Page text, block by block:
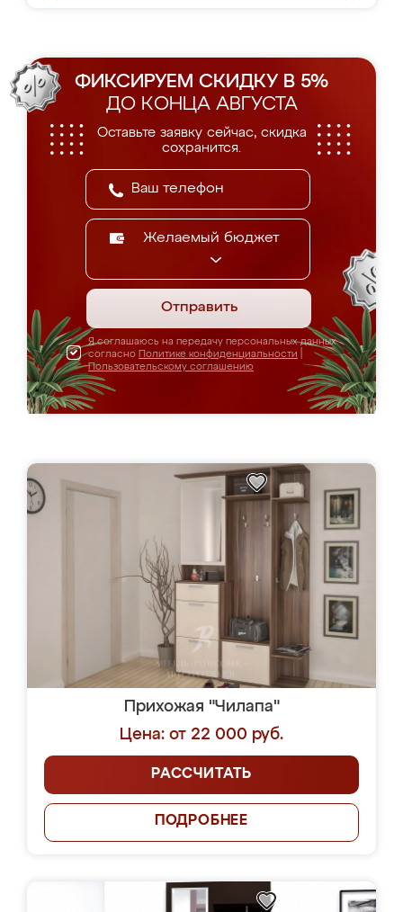
ФИКСИРУЕМ СКИДКУ В 5%
ДО КОНЦА АВГУСТА
Оставьте заявку сейчас, скидка
сохранится.
Желаемый бюджет
Отправить
Я соглашаюсь на передачу персональных данных
согласно Политике конфиденциальности
Пользовательскому соглашению
Прихожая "Чилапа"
Цена: от 22 000 руб.
РАССЧИТАТЬ
ПОДРОБНЕЕ